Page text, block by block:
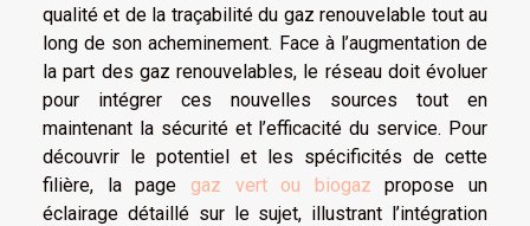
qualité et de la traçabilité du gaz renouvelable tout au
long de son acheminement. Face à l’augmentation de
la part des gaz renouvelables, le réseau doit évoluer
pour intégrer ces nouvelles sources tout en
maintenant la sécurité et l’efficacité du service. Pour
découvrir le potentiel et les spécificités de cette
filière, la page gaz vert ou biogaz propose un
éclairage détaillé sur le sujet, illustrant l’intégration